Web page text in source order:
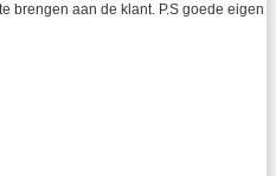
brengen aan de klant. P.S goede eigen